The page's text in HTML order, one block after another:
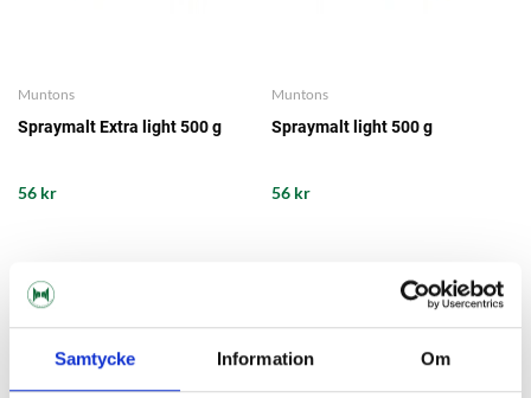
Samtycke Information Om
Muntons
Spraymalt Extra light 500 g
56 kr
Muntons
Spraymalt light 500 g
56 kr